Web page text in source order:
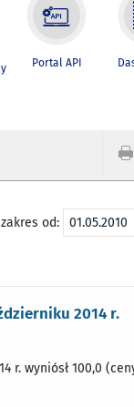
Portal API
od:
2014 r.
r. wyniósł 100,0